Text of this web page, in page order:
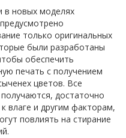
в новых моделях
только оригинальных
были разработаны
обеспечить
печать с получением
цветов. Все
достаточно
влаге и другим факторам,
повлиять на стирание